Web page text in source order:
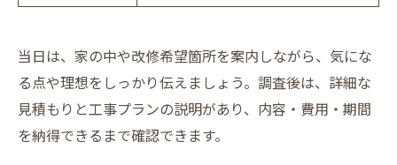
当日は、家の中や改修希望箇所を案内しながら、気にな
る点や理想をしっかり伝えましょう。調査後は、詳細な
見積もりと工事プランの説明があり、内容・費用・期間
を納得できるまで確認できます。